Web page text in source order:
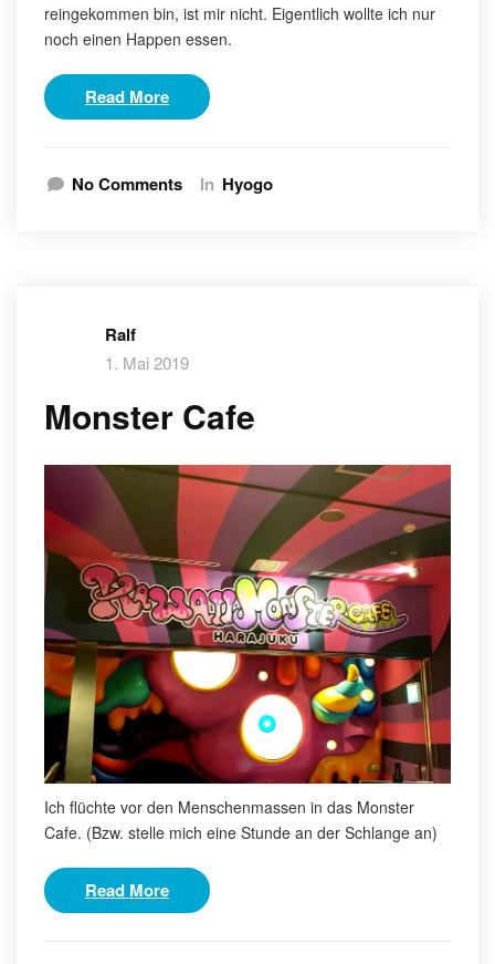
reingekommen bin, ist mir nicht. Eigentlich wollte ich nur
noch einen Happen essen.
Read More
No Comments In Hyogo
Ralf
1. Mai 2019
Monster Cafe
Ich flüchte vor den Menschenmassen in das Monster
Cafe. (Bzw. stelle mich eine Stunde an der Schlange an)
Read More